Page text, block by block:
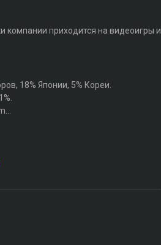
компании приходится на видеоигры и
18% Японии, 5% Кореи.